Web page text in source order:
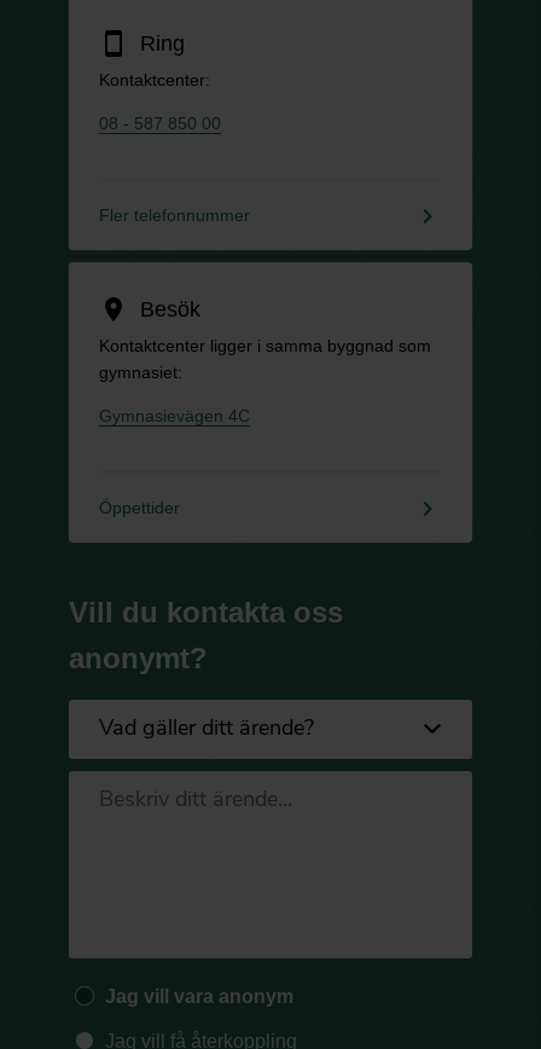
smartphone Ring
Kontaktcenter:
08 - 587 850 00
Fler telefonnummer keyboard_arrow_right
location_on Besök
Kontaktcenter ligger i samma byggnad som
gymnasiet:
Gymnasievägen 4C
Öppettider keyboard_arrow_right
Vill du kontakta oss
anonymt?
Jag vill vara anonym
Jag vill få återkoppling